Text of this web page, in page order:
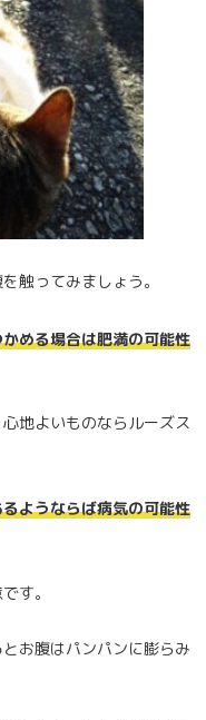
触ってみましょう。
める場合は肥満の可能性
地よいものならルーズス
ようならば病気の可能性
す。
お腹はパンパンに膨らみ